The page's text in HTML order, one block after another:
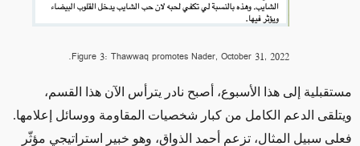
Figure 3: Thawwaq promotes Nader, October 31, 2022.
مستقبلية إلى هذا الأسبوع، أصبح نادر يترأس الآن هذا القسم،
ويتلقى الدعم الكامل من كبار شخصيات المقاومة ووسائل إعلامها.
فعلى سبيل المثال، تزعم أحمد الذواق، وهو خبير استراتيجي مؤثّر